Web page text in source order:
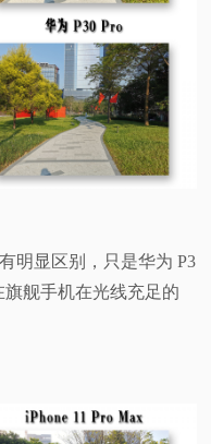
明显区别，只是华为 P3
旗舰手机在光线充足的